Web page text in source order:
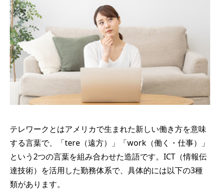
テレワークとはアメリカで生まれた新しい働き方を意味
する言葉で、「tere（遠方）」「work（働く・仕事）」
という2つの言葉を組み合わせた造語です。ICT（情報伝
達技術）を活用した勤務体系で、具体的には以下の3種
類があります。